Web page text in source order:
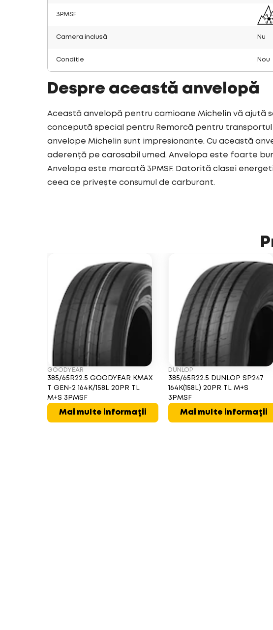
3PMSF
Camera inclusă Nu
Condiție Nou
Despre această anvelopă
Această anvelopă pentru camioane Michelin vă ajută
concepută special pentru Remorcă pentru
anvelope Michelin sunt impresionante. Cu această
aderență pe carosabil umed. Anvelopa este foarte
Anvelopa este marcată 3PMSF. Datorită clasei
ceea ce privește consumul de carburant.
GOODYEAR
385/65R22.5 GOODYEAR KMAX
T GEN-2 164K/158L 20PR TL
M+S 3PMSF
Mai multe informații
DUNLOP
385/65R22.5 DUNLOP SP247
164K(158L) 20PR TL M+S
3PMSF
Mai multe informații